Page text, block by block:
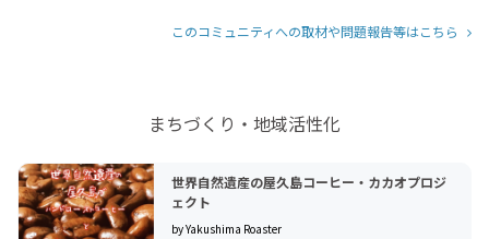
このコミュニティへの取材や問題報告等はこちら
まちづくり・地域活性化
世界自然遺産の屋久島コーヒー・カカオプロジ
ェクト
by Yakushima Roaster